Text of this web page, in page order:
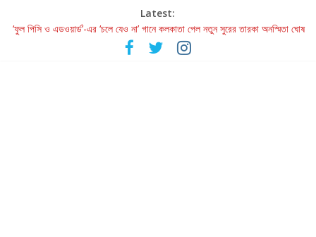
Latest:
‘ফুল পিসি ও এডওয়ার্ড’-এর ‘চলে যেও না’ গানে কলকাতা পেল নতুন সুরের তারকা অনস্মিতা ঘোষ
রবীন্দ্রনাথ ও গুলজারের সৃষ্টির মেলবন্ধনে মুগ্ধ করল ‘দুই তারার দোতারা’
কলের গান থেকে রীলস্ — বাঙালির গান শোনার বিবর্তনের গল্প